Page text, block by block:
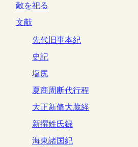
敵を祀る
文献
先代旧事本紀
史記
塩尻
夏商周断代行程
大正新脩大蔵経
新撰姓氏録
海東諸国紀